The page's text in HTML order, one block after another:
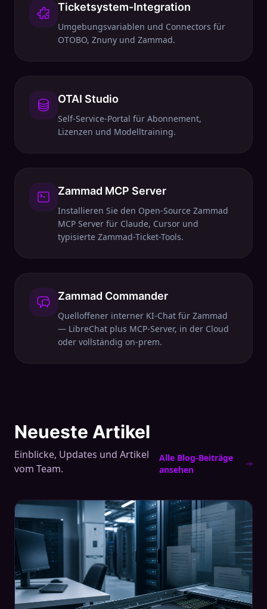
Ticketsystem-Integration
Umgebungsvariablen und Connectors für
OTOBO, Znuny und Zammad.
OTAI Studio
Self-Service-Portal für Abonnement,
Lizenzen und Modelltraining.
Zammad MCP Server
Installieren Sie den Open-Source Zammad
MCP Server für Claude, Cursor und
typisierte Zammad-Ticket-Tools.
Zammad Commander
Quelloffener interner KI-Chat für Zammad
— LibreChat plus MCP-Server, in der Cloud
oder vollständig on-prem.
Neueste Artikel
Einblicke, Updates und Artikel
vom Team.
Alle Blog-Beiträge
ansehen